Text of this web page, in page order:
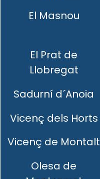
El Masnou
El Prat de
Llobregat
Sadurní d´Anoia
Vicenç dels Horts
Vicenç de Montalt
Olesa de